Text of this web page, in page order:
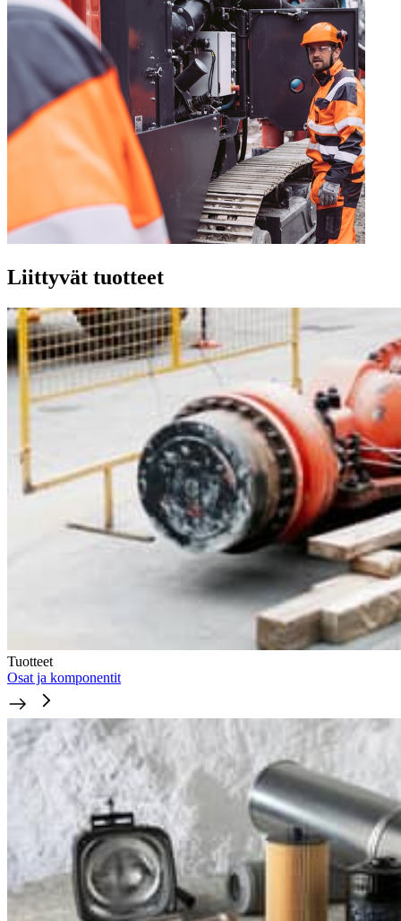
Liittyvät tuotteet
Tuotteet
Osat ja komponentit